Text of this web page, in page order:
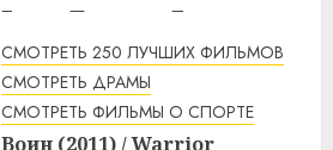
Гарри Поттер и Дары
смерти: Часть 2 (2011) / Harry
Potter and the Deathly
Hallows: Part 2 смотреть
онлайн
СМОТРЕТЬ 250 ЛУЧШИХ ФИЛЬМОВ
СМОТРЕТЬ ДРАМЫ
СМОТРЕТЬ ФИЛЬМЫ О СПОРТЕ
Воин (2011) / Warrior